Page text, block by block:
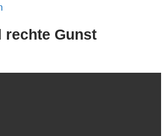
rechte Gunst